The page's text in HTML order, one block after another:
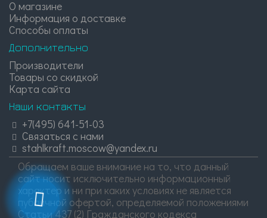
О магазине
Информация о доставке
Способы оплаты
Дополнительно
Производители
Товары со скидкой
Карта сайта
Наши контакты
+7(495) 641-51-03
Связаться с нами
stahlkraft.moscow@yandex.ru
Обращаем ваше внимание на то, что данный
сайт носит исключительно информационный
характер и ни при каких условиях не является
публичной офертой, определяемой положениями
Статьи 437 (2) Гражданского кодекса